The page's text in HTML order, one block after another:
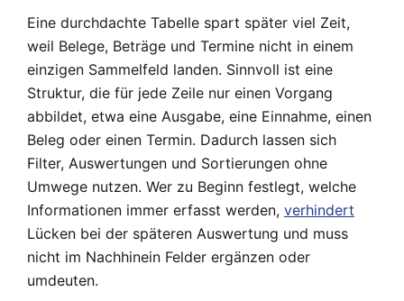
Eine durchdachte Tabelle spart später viel Zeit,
weil Belege, Beträge und Termine nicht in einem
einzigen Sammelfeld landen. Sinnvoll ist eine
Struktur, die für jede Zeile nur einen Vorgang
abbildet, etwa eine Ausgabe, eine Einnahme, einen
Beleg oder einen Termin. Dadurch lassen sich
Filter, Auswertungen und Sortierungen ohne
Umwege nutzen. Wer zu Beginn festlegt, welche
Informationen immer erfasst werden, verhindert
Lücken bei der späteren Auswertung und muss
nicht im Nachhinein Felder ergänzen oder
umdeuten.